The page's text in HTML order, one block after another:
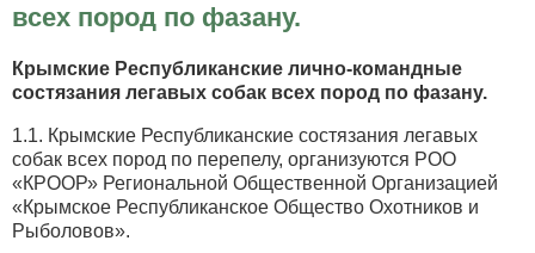
всех пород по фазану.
Крымские Республиканские лично-командные
состязания легавых собак всех пород по фазану.
1.1. Крымские Республиканские состязания легавых
собак всех пород по перепелу, организуются РОО
«КРООР» Региональной Общественной Организацией
«Крымское Республиканское Общество Охотников и
Рыболовов».